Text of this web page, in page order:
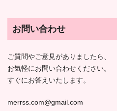
お問い合わせ
ご質問やご意見がありましたら、
お気軽にお問い合わせください。
すぐにお答えいたします。
merrss.com@gmail.com